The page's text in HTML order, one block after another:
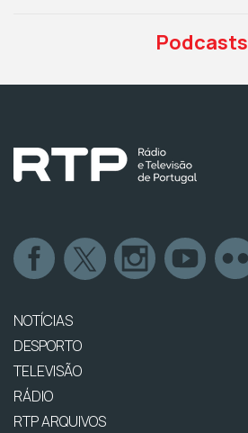
Podcasts
NOTÍCIAS
DESPORTO
TELEVISÃO
RÁDIO
RTP ARQUIVOS